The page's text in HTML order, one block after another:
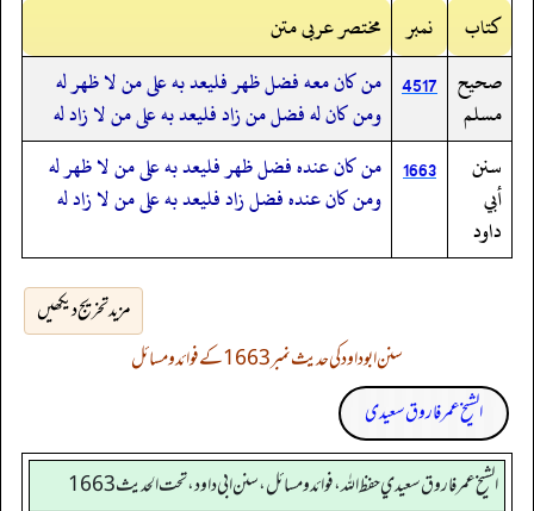
کتاب
نمبر
مختصر عربی متن
صحيح
مسلم
4517 من كان معه فضل ظهر فليعد به على من لا ظهر له
ومن كان له فضل من زاد فليعد به على من لا زاد له
سنن
أبي
داود
1663 من كان عنده فضل ظهر فليعد به على من لا ظهر له
ومن كان عنده فضل زاد فليعد به على من لا زاد له
مزید تخریج دیکھیں
سنن ابوداود کی حدیث نمبر 1663 کے فوائد و مسائل
الشیخ عمر فاروق سعیدی
الشيخ عمر فاروق سعيدي حفظ الله، فوائد و مسائل، سنن ابي داود ، تحت الحديث 1663